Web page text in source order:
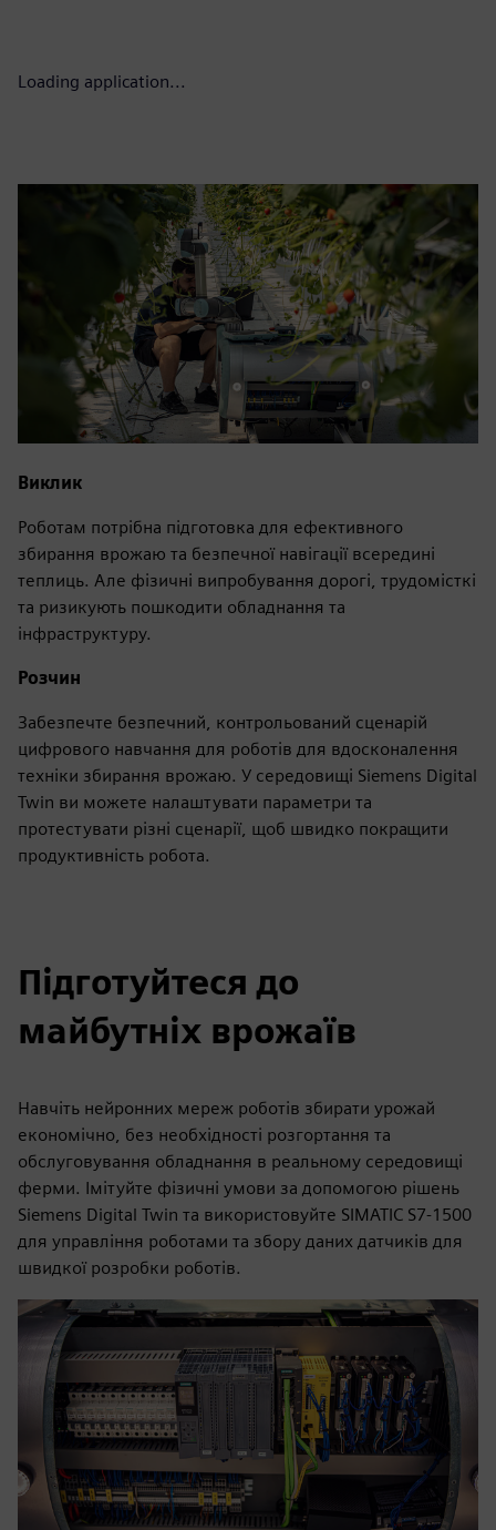
Loading application...
Виклик
Роботам потрібна підготовка для ефективного
збирання врожаю та безпечної навігації всередині
теплиць. Але фізичні випробування дорогі, трудомісткі
та ризикують пошкодити обладнання та
інфраструктуру.
Розчин
Забезпечте безпечний, контрольований сценарій
цифрового навчання для роботів для вдосконалення
техніки збирання врожаю. У середовищі Siemens Digital
Twin ви можете налаштувати параметри та
протестувати різні сценарії, щоб швидко покращити
продуктивність робота.
Підготуйтеся до
майбутніх врожаїв
Навчіть нейронних мереж роботів збирати урожай
економічно, без необхідності розгортання та
обслуговування обладнання в реальному середовищі
ферми. Імітуйте фізичні умови за допомогою рішень
Siemens Digital Twin та використовуйте SIMATIC S7-1500
для управління роботами та збору даних датчиків для
швидкої розробки роботів.